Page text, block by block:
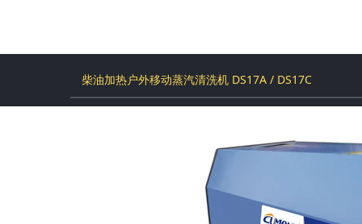
柴油加热户外移动蒸汽清洗机 DS17A / DS17C